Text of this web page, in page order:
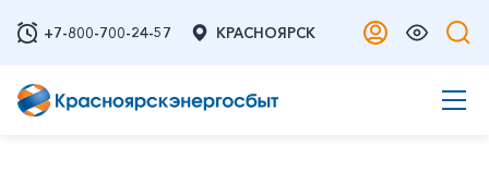
+7-800-700-24-57 КРАСНОЯРСК